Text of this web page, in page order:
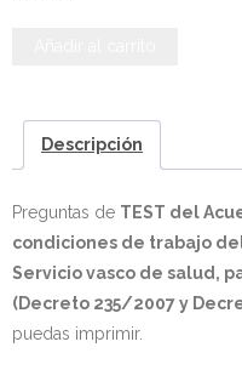
- - OPOSICIÓN Cuerpo
- Comun. Madrid
regulador
de
las
condiciones
de
Descripción
Preguntas de TEST del
condiciones de trabajo
Servicio vasco de salud,
(Decreto 235/2007 y
puedas imprimir.